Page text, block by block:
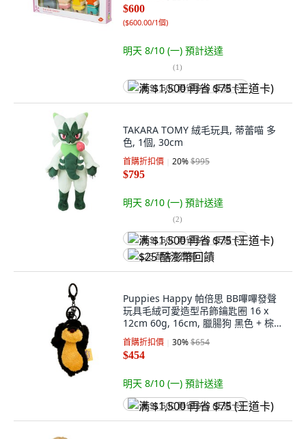
$600
($600.00/1個)
明天 8/10 (一) 預計送達
(1)
满 $1,500 再省 $75 (王道卡)
TAKARA TOMY 絨毛玩具, 蒂蕾喵 多
色, 1個, 30cm
首購折扣價 20%$995
$795
明天 8/10 (一) 預計送達
(2)
满 $1,500 再省 $75 (王道卡)
$25 酷澎幣回饋
Puppies Happy 帕倍思 BB嗶嗶發聲
玩具毛絨可愛造型吊飾鑰匙圈 16 x
12cm 60g, 16cm, 臘腸狗 黑色 + 棕
色, 1個
首購折扣價 30%$654
$454
明天 8/10 (一) 預計送達
满 $1,500 再省 $75 (王道卡)